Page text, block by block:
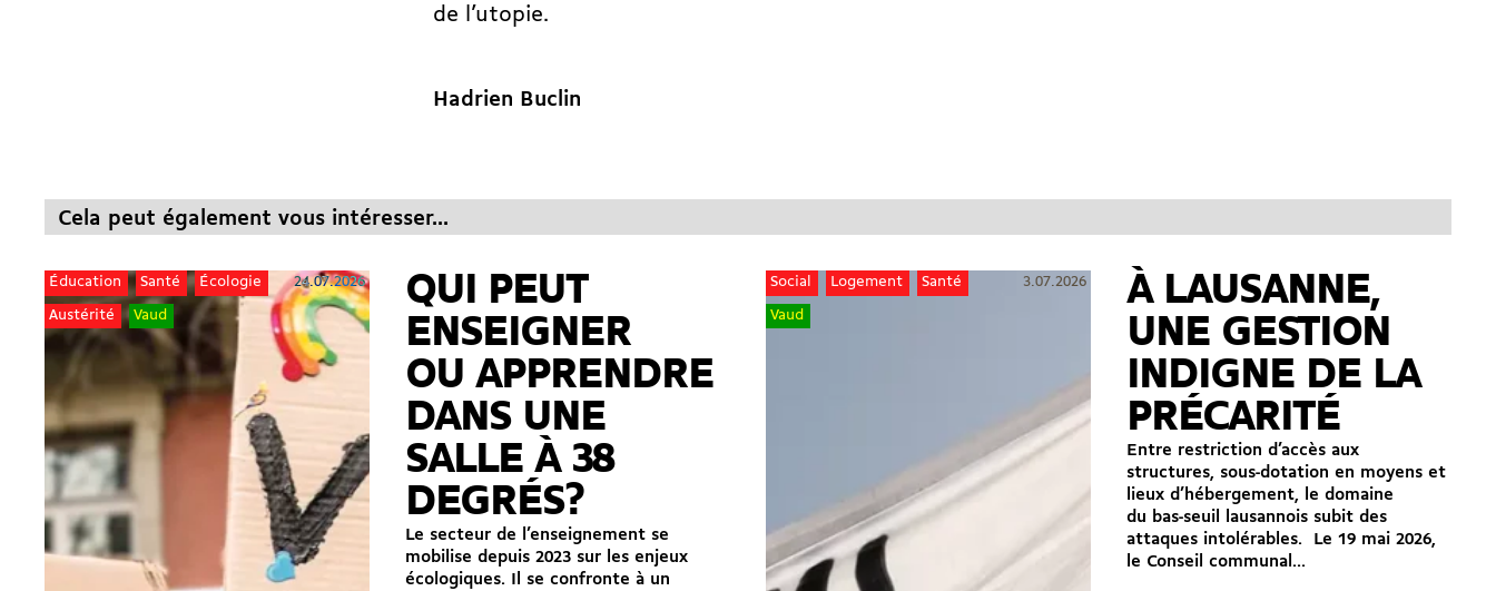
de l’utopie.
Hadrien Buclin
Cela peut également vous intéresser...
Éducation Santé
Écologie
Austérité
Vaud
24.07.2026
QUI PEUT
ENSEIGNER
OU APPRENDRE
DANS UNE
SALLE À 38
DEGRÉS?
Le secteur de l’enseignement se
mobilise depuis 2023 sur les enjeux
écologiques. Il se confronte à un
Social Logement
Santé
Vaud
3.07.2026
À LAUSANNE,
UNE GESTION
INDIGNE DE LA
PRÉCARITÉ
Entre restriction d’accès aux
structures, sous-dotation en moyens et
lieux d’hébergement, le domaine
du bas-seuil lausannois subit des
attaques intolérables. Le 19 mai 2026,
le Conseil communal...